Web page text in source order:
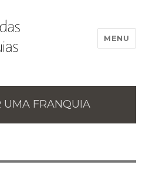
MENU
UMA FRANQUIA